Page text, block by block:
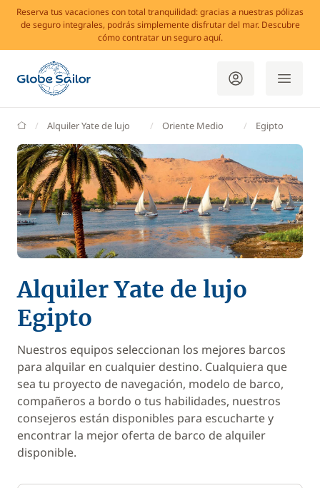
Reserva tus vacaciones con total tranquilidad: gracias a nuestras pólizas
de seguro integrales, podrás simplemente disfrutar del mar. Descubre
cómo contratar un seguro aquí.
GlobeSailor
Alquiler Yate de lujo Oriente Medio Egipto
Alquiler Yate de lujo
Egipto
Nuestros equipos seleccionan los mejores barcos
para alquilar en cualquier destino. Cualquiera que
sea tu proyecto de navegación, modelo de barco,
compañeros a bordo o tus habilidades, nuestros
consejeros están disponibles para escucharte y
encontrar la mejor oferta de barco de alquiler
disponible.